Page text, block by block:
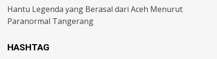
Hantu Legenda yang Berasal dari Aceh Menurut
Paranormal Tangerang
HASHTAG